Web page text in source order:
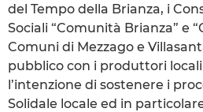
del Tempo della Brianza, i
Sociali “Comunità Brianza” e
Comuni di Mezzago e
pubblico con i produttori
l’intenzione di sostenere i
Solidale locale ed in